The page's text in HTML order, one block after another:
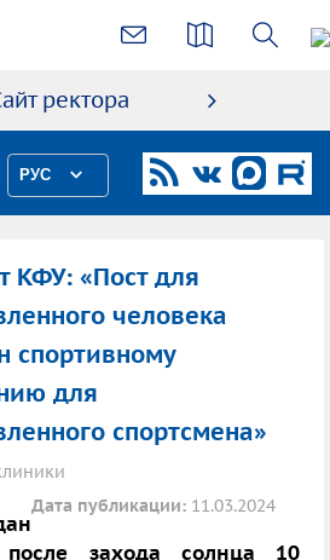
ректора
РУС
КФУ: «Пост для
человека
спортивному
для
спортсмена»
Дата публикации: 11.03.2024
после захода солнца 10